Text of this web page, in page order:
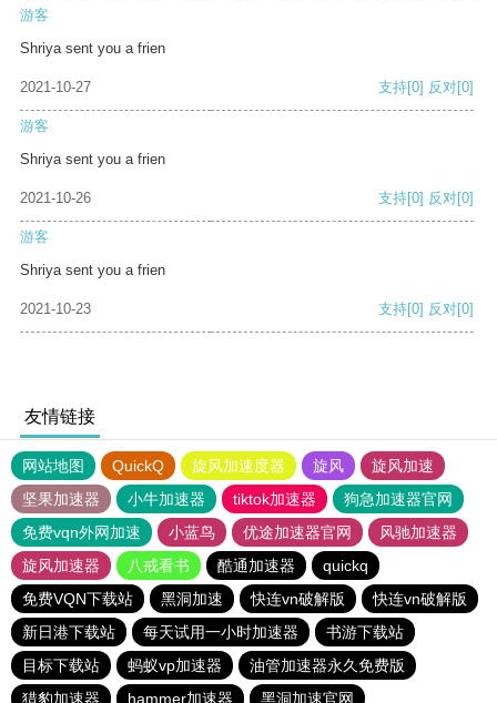
游客
Shriya sent you a frien
2021-10-27 支持[0] 反对[0]
游客
Shriya sent you a frien
2021-10-26 支持[0] 反对[0]
游客
Shriya sent you a frien
2021-10-23 支持[0] 反对[0]
友情链接
网站地图 QuickQ 旋风加速度器 旋风
旋风加速
坚果加速器
小牛加速器 tiktok加速器
狗急加速器官网
免费vqn外网加速
小蓝鸟 优途加速器官网
风驰加速器
旋风加速器
八戒看书 酷通加速器
quickq
免费VQN下载站
黑洞加速 快连vn破解版
快连vn破解版
新日港下载站
每天试用一小时加速器
书游下载站
目标下载站
蚂蚁vp加速器
油管加速器永久免费版
猎豹加速器
hammer加速器 黑洞加速官网